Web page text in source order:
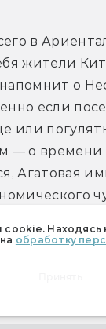
Находясь
обработку
в
жители
о
если
или
— о времени
Агатовая
японцам